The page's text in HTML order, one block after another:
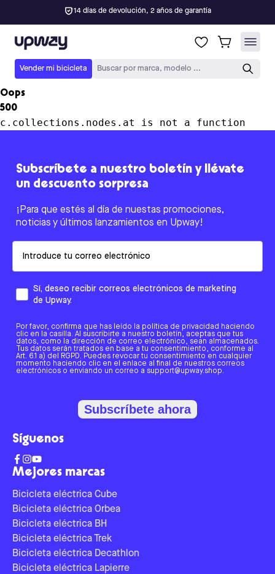
14 días de devolución, 2 años de garantía
Upway
Vender mi bicicleta Buscar por marca, modelo ...
Oops
500
c.collections.nodes.at is not a function
Mejores marcas
Bicicleta eléctrica Cube
Bicicleta eléctrica Orbea
Bicicleta eléctrica BH
Bicicleta eléctrica Trek
Bicicleta eléctrica Decathlon
Bicicleta eléctrica Lapierre
Subscríbete a nuestro boletín y llévate
un descuento sorpresa
¡Para que estés al día de nuestas promociones,
noticias y últimos lanzamientos en Upway!
Sí, deseo recibir correos electrónicos de marketing
de Upway.
Por favor, confirma que has leído la política de privacidad haciendo
clic en la casilla. Al suscribirte a nuestro boletín, aceptas que tus
datos, como la dirección de correo electrónico, sean almacenados.
Tus datos serán tratados en base a tu consentimiento, conforme al
Art. 6.1 a) del RGPD. Puedes revocar tu consentimiento en cualquier
momento haciendo clic en el enlace al final de nuestros correos
electrónicos o enviando un correo a support@upway.shop.
Subscríbete ahora
Síguenos